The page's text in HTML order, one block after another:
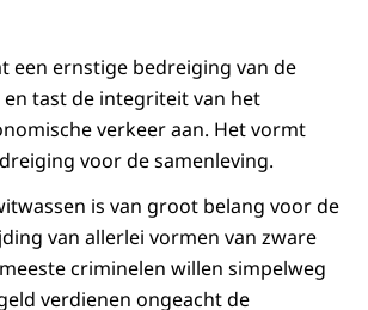
een ernstige bedreiging van de
en tast de integriteit van het
verkeer aan. Het vormt
voor de samenleving.
is van groot belang voor de
van allerlei vormen van zware
criminelen willen simpelweg
verdienen ongeacht de